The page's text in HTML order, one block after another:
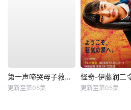
第一声啼哭母子救命急救班
更新至第05集 更新至第05集